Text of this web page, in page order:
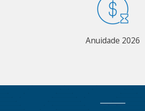
Anuidade 2026